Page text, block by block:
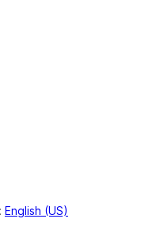
English (US)